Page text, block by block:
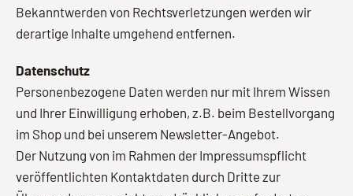
Bekanntwerden von Rechtsverletzungen werden wir
derartige Inhalte umgehend entfernen.
Datenschutz
Personenbezogene Daten werden nur mit Ihrem Wissen
und Ihrer Einwilligung erhoben, z.B. beim Bestellvorgang
im Shop und bei unserem Newsletter-Angebot.
Der Nutzung von im Rahmen der Impressumspflicht
veröffentlichten Kontaktdaten durch Dritte zur